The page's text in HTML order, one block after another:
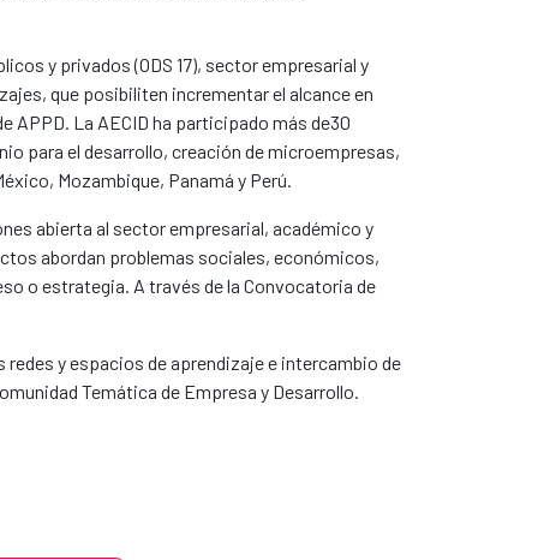
y privados (ODS 17), sector empresarial y
que posibiliten incrementar el alcance en
APPD. La AECID ha participado más de30
para el desarrollo, creación de microempresas,
Mozambique, Panamá y Perú.
abierta al sector empresarial, académico y
abordan problemas sociales, económicos,
o estrategia. A través de la Convocatoria de
y espacios de aprendizaje e intercambio de
Temática de Empresa y Desarrollo.